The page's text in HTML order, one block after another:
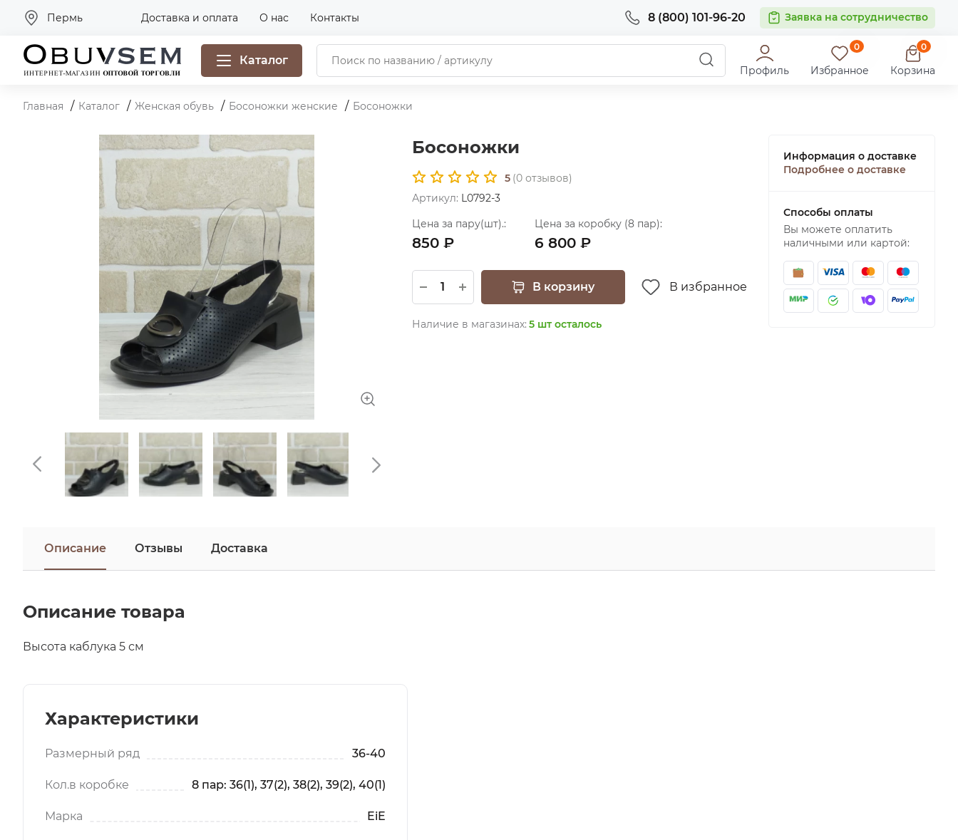
Пермь Доставка и оплата О нас Контакты 8 (800) 101-96-20 Заявка на сотрудничество
Каталог
Профиль
0
Избранное
0
Корзина
Главная Каталог Женская обувь Босоножки женские Босоножки
Босоножки
5 (0отзывов)
Артикул: L0792-3
Цена за пару(шт).:
850 ₽
Цена за коробку (8 пар):
6 800 ₽
В корзину В избранное
Наличие в магазинах: 5 шт осталось
Информация о доставке
Подробнее о доставке
Способы оплаты
Вы можете оплатить
наличными или картой:
Описание Отзывы Доставка
Описание товара
Высота каблука 5 см
Характеристики
Размерный ряд 36-40
Кол.в коробке 8 пар: 36(1), 37(2), 38(2), 39(2), 40(1)
Марка EiE